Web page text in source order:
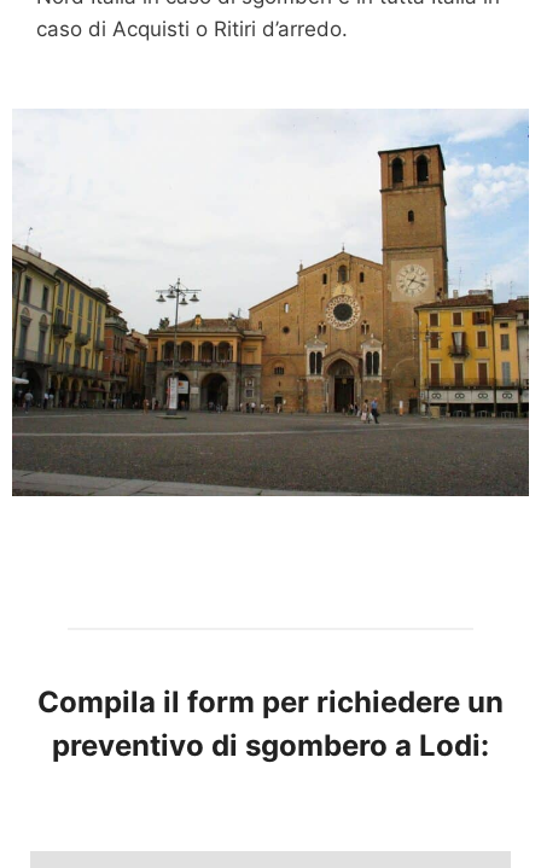
caso di Acquisti o Ritiri d’arredo.
Compila il form per richiedere un
preventivo di sgombero a Lodi: